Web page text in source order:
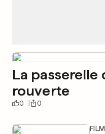
La
rouverte
0 0